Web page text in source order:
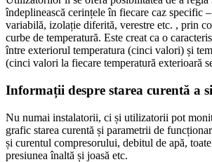
îndeplinească cerințele în fiecare caz specific
variabilă, izolație diferită, verestre etc. , prin
curbe de temperatură. Este creat ca o
între exteriorul temperatura (cinci valori) și
(cinci valori la fiecare temperatură exterioară
Informații despre starea curentă a
Nu numai instalatorii, ci și utilizatorii pot
grafic starea curentă și parametrii de
și curentul compresorului, debitul de apă,
presiunea înaltă și joasă etc.